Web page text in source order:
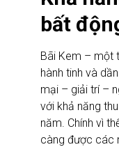
bất
Bãi Kem – một
hành tinh và
mại – giải trí –
với khả năng
năm. Chính vì
càng được các